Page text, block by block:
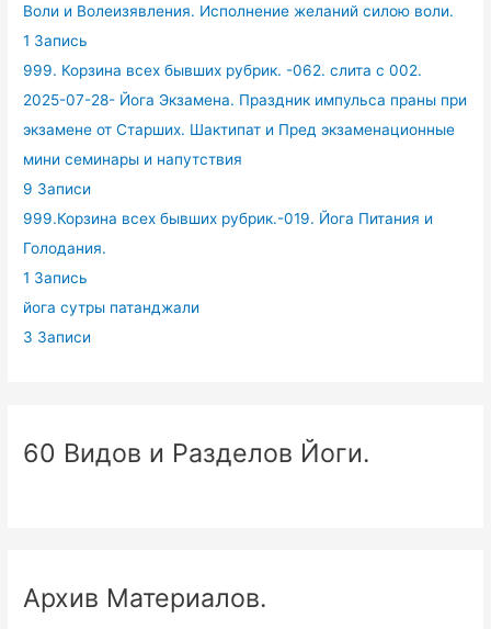
Воли и Волеизявления. Исполнение желаний силою воли.
1 Запись
999. Корзина всех бывших рубрик. -062. слита с 002.
2025-07-28- Йога Экзамена. Праздник импульса праны при
экзамене от Старших. Шактипат и Пред экзаменационные
мини семинары и напутствия
9 Записи
999.Корзина всех бывших рубрик.-019. Йога Питания и
Голодания.
1 Запись
йога сутры патанджали
3 Записи
60 Видов и Разделов Йоги.
Архив Материалов.